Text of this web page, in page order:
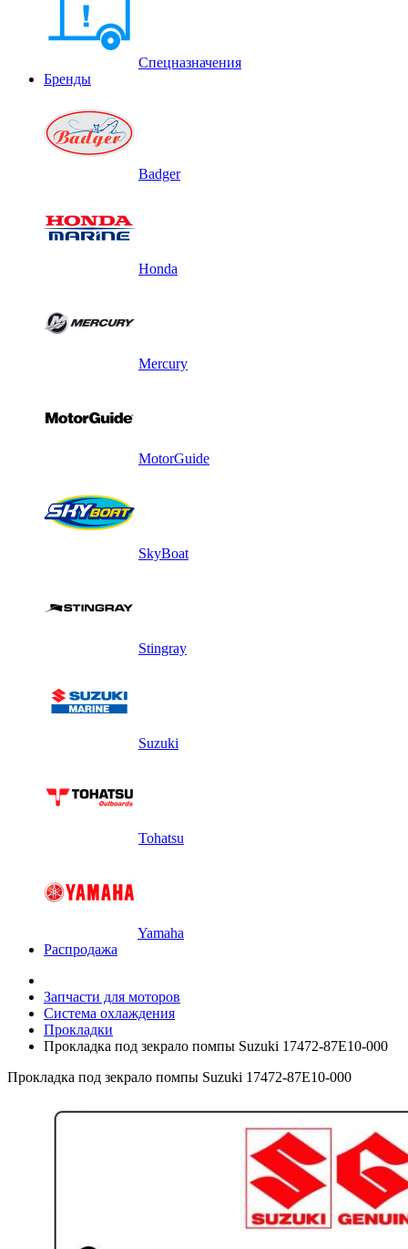
Спецназначения
Бренды
Badger
Honda
Mercury
MotorGuide
SkyBoat
Stingray
Suzuki
Tohatsu
Yamaha
Распродажа
Запчасти для моторов
Система охлаждения
Прокладки
Прокладка под зекрало помпы Suzuki 17472-87E10-000
Прокладка под зекрало помпы Suzuki 17472-87E10-000